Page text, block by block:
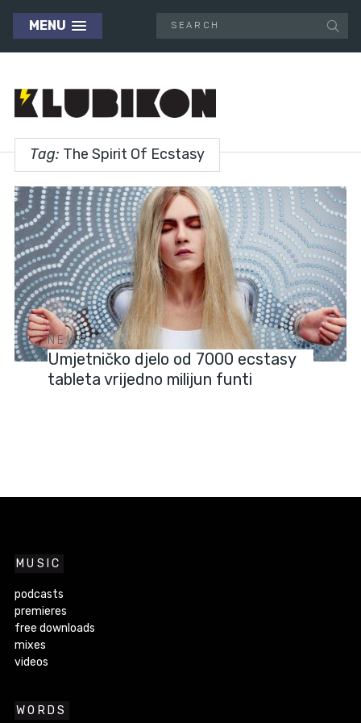
MENU
Tag: The Spirit Of Ecstasy
NEWS
Umjetničko djelo od 7000 ecstasy
tableta vrijedno milijun funti
MUSIC
podcasts
premieres
free downloads
mixes
videos
WORDS